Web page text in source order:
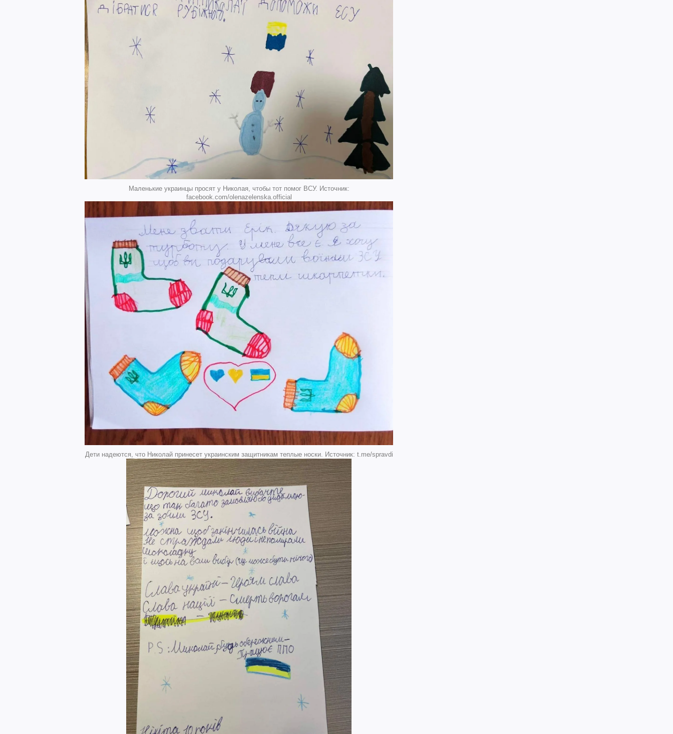
Маленькие украинцы просят у Николая, чтобы тот помог ВСУ. Источник:
facebook.com/olenazelenska.official
Дети надеются, что Николай принесет украинским защитникам теплые носки. Источник: t.me/spravdi